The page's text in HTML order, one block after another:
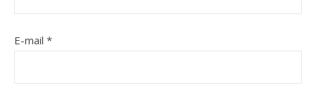
E-mail *